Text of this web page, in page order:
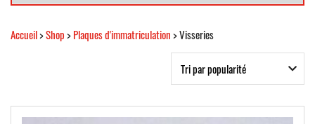
Accueil>Shop>Plaques d'immatriculation> Visseries